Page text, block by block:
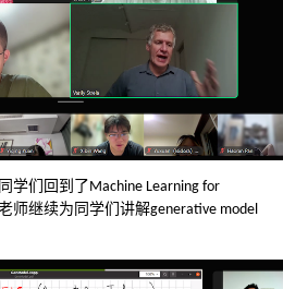
学们回到了 Machine Learning for
师继续为同学们讲解generative model